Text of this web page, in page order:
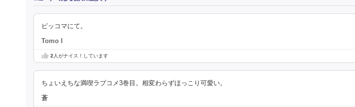
ピッコマにて。
Tomo I
2 人がナイス！しています
ちょいえちな満喫ラブコメ3巻目。相変わらずほっこり可愛い。
蒼